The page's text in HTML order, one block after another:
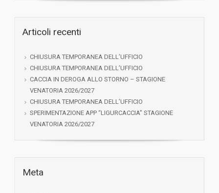
Articoli recenti
CHIUSURA TEMPORANEA DELL’UFFICIO
CHIUSURA TEMPORANEA DELL’UFFICIO
CACCIA IN DEROGA ALLO STORNO – STAGIONE
VENATORIA 2026/2027
CHIUSURA TEMPORANEA DELL’UFFICIO
SPERIMENTAZIONE APP “LIGURCACCIA” STAGIONE
VENATORIA 2026/2027
Meta